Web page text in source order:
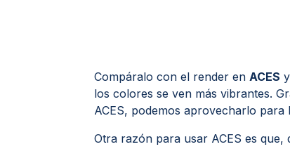
Compáralo con el render enACES
los colores se ven más vibrantes.
ACES, podemos aprovecharlo
Otra razón para usar ACES es